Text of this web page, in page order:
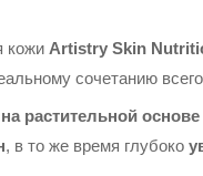
кожи Artistry Skin
сочетанию
растительной основе
, в то же время глубоко